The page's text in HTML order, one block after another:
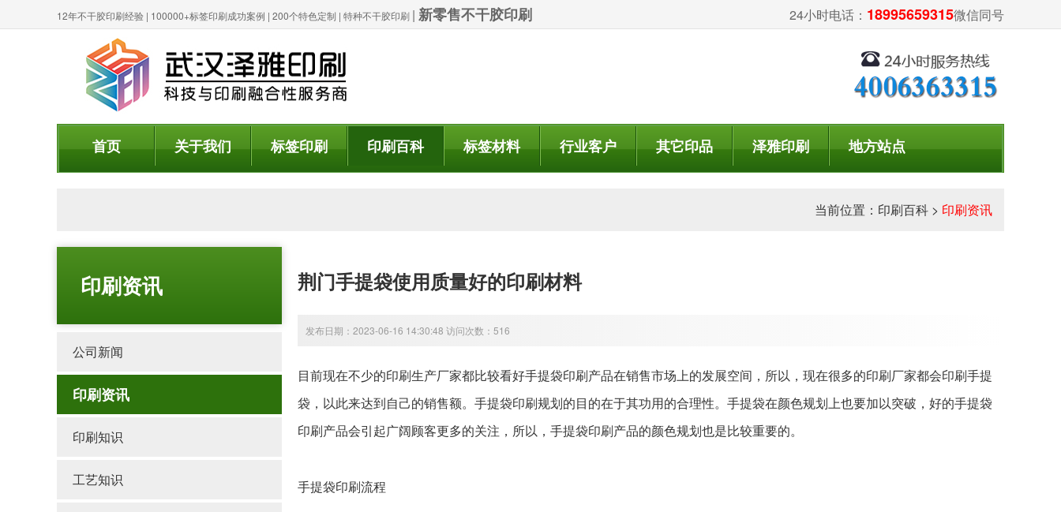
12年不干胶印刷经验 | 100000+标签印刷成功案例 | 200个特色定制 | 特种不干胶印刷 | 新零售不干胶印刷 24小时电话： 18995659315微信同号
首页 关于我们 标签印刷 印刷百科 标签材料 行业客户 其它印品 泽雅印刷 地方站点
当前位置： 印刷百科 > 印刷资讯
印刷资讯
公司新闻
印刷资讯
印刷知识
工艺知识
荆门手提袋使用质量好的印刷材料
发布日期：2023-06-16 14:30:48 访问次数：516
目前现在不少的印刷生产厂家都比较看好手提袋印刷产品在销售市场上的发展空间，所以，现在很多的印刷厂家都会印刷手提
袋，以此来达到自己的销售额。手提袋印刷规划的目的在于其功用的合理性。 手提袋在颜色规划上也要加以突破，好的手提袋
印刷产品会引起广阔顾客更多的关注，所以，手提袋印刷产品的颜色规划也是比较重要的。
手提袋印刷流程